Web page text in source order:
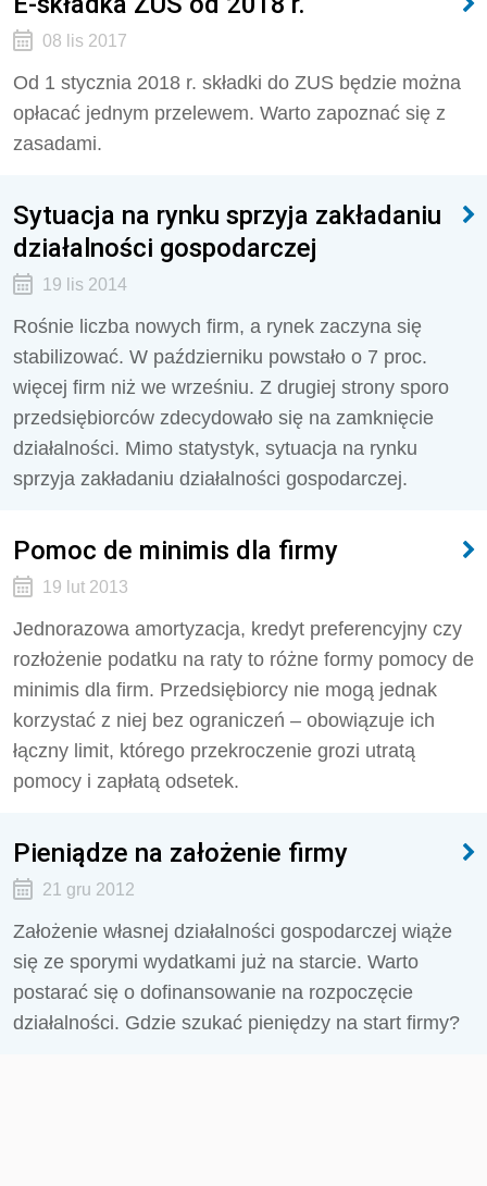
08 lis 2017
Od 1 stycznia 2018 r. składki do ZUS będzie można
opłacać jednym przelewem. Warto zapoznać się z
zasadami.
Sytuacja na rynku sprzyja zakładaniu
działalności gospodarczej
19 lis 2014
Rośnie liczba nowych firm, a rynek zaczyna się
stabilizować. W październiku powstało o 7 proc.
więcej firm niż we wrześniu. Z drugiej strony sporo
przedsiębiorców zdecydowało się na zamknięcie
działalności. Mimo statystyk, sytuacja na rynku
sprzyja zakładaniu działalności gospodarczej.
Pomoc de minimis dla firmy
19 lut 2013
Jednorazowa amortyzacja, kredyt preferencyjny czy
rozłożenie podatku na raty to różne formy pomocy de
minimis dla firm. Przedsiębiorcy nie mogą jednak
korzystać z niej bez ograniczeń – obowiązuje ich
łączny limit, którego przekroczenie grozi utratą
pomocy i zapłatą odsetek.
Pieniądze na założenie firmy
21 gru 2012
Założenie własnej działalności gospodarczej wiąże
się ze sporymi wydatkami już na starcie. Warto
postarać się o dofinansowanie na rozpoczęcie
działalności. Gdzie szukać pieniędzy na start firmy?